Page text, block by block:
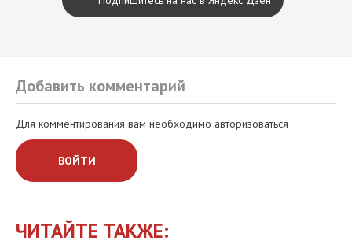
Добавить комментарий
Для комментирования вам необходимо авторизоваться
ВОЙТИ
ЧИТАЙТЕ ТАКЖЕ: